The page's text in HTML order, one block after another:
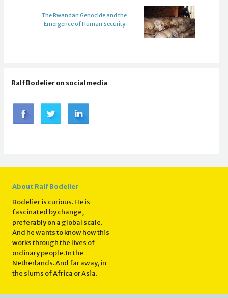
The Rwandan Genocide and the
Emergence of Human Security
Ralf Bodelier on social media
About Ralf Bodelier
Bodelier is curious. He is
fascinated by change,
preferably on a global scale.
And he wants to know how this
works through the lives of
ordinary people. In the
Netherlands. And far away, in
the slums of Africa or Asia.